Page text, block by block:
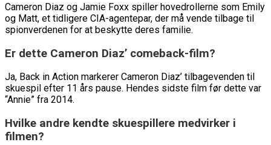
Cameron Diaz og Jamie Foxx spiller hovedrollerne som Emily
og Matt, et tidligere CIA-agentepar, der må vende tilbage til
spionverdenen for at beskytte deres familie.
Er dette Cameron Diaz’ comeback-film?
Ja, Back in Action markerer Cameron Diaz’ tilbagevenden til
skuespil efter 11 års pause. Hendes sidste film før dette var
“Annie” fra 2014.
Hvilke andre kendte skuespillere medvirker i
filmen?